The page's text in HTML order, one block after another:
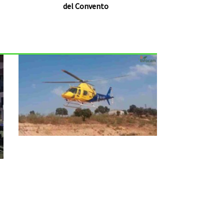
del Convento